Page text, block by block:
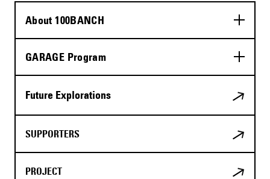
About 100BANCH
GARAGE Program
Future Explorations
SUPPORTERS
PROJECT